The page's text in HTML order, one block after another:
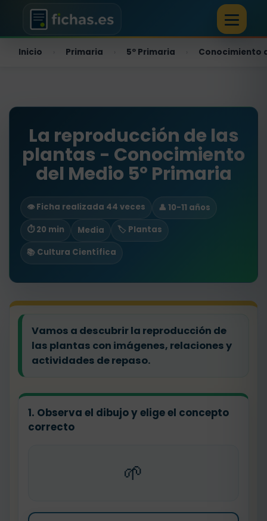
Inicio Primaria 5º Primaria Conocimiento
La reproducción de las
plantas - Conocimiento
del Medio 5º Primaria
👁️ Ficha realizada 44 veces
👤 10-11 años
⏱ 20 min
Media
🏷️ Plantas
📚 Cultura Científica
Vamos a descubrir la reproducción de
las plantas con imágenes, relaciones y
actividades de repaso.
1. Observa el dibujo y elige el concepto
correcto
🌱